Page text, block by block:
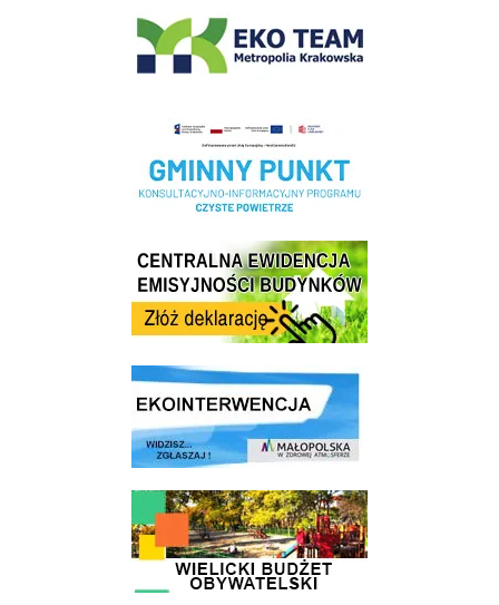
Realizacja Programu Czyste Powietrze w Gminie Wieliczka
Centrala Ewidencja Emisyjności Budynków - złóż deklarację
link do strony ekointerwencja dot.- powietrza
link do strony - Wielicki Budżet Obywatelski